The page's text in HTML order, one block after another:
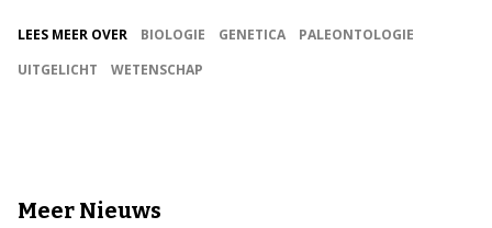
LEES MEER OVER BIOLOGIE GENETICA
PALEONTOLOGIE
UITGELICHT
WETENSCHAP
Meer Nieuws